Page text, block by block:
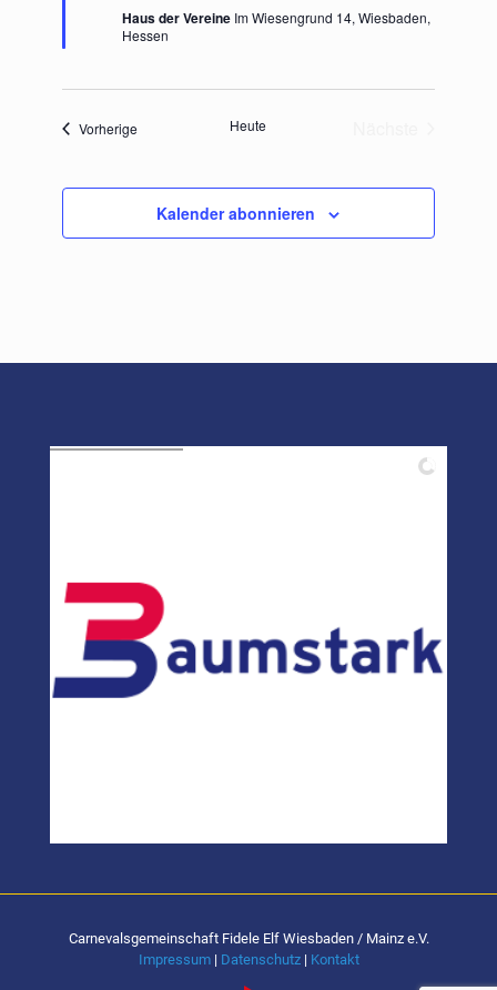
Haus der Vereine Im Wiesengrund 14, Wiesbaden,
Hessen
Vorherige VeranstaltungenHeute
Kalender abonnieren
Carnevalsgemeinschaft Fidele Elf Wiesbaden / Mainz e.V.
Impressum | Datenschutz| Kontakt